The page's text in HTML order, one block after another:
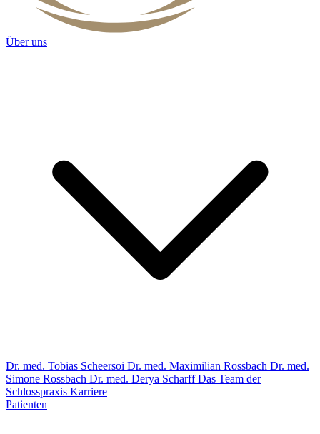
Über uns
Dr. med. Tobias Scheersoi Dr. med. Maximilian Rossbach Dr. med.
Simone Rossbach Dr. med. Derya ScharffDas Team der
Schlosspraxis Karriere
Patienten